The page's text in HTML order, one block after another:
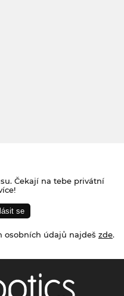
Čekají na tebe privátní
osobních údajů najdeš zde.